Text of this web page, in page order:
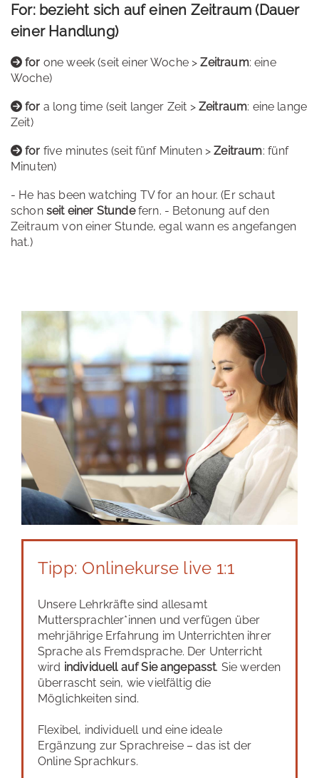
For: bezieht sich auf einen Zeitraum (Dauer
einer Handlung)
for one week (seit einer Woche >Zeitraum: eine
Woche)
for a long time (seit langer Zeit > Zeitraum: eine lange
Zeit)
for five minutes (seit fünf Minuten >Zeitraum: fünf
Minuten)
- He has been watching TV for an hour. (Er schaut
schon seit einer Stundefern. - Betonung auf den
Zeitraum von einer Stunde, egal wann es angefangen
hat.)
Tipp: Onlinekurse live 1:1
Unsere Lehrkräfte sind allesamt
Muttersprachler*innen und verfügen über
mehrjährige Erfahrung im Unterrichten ihrer
Sprache als Fremdsprache. Der Unterricht
wird individuell auf Sie angepasst. Sie werden
überrascht sein, wie vielfältig die
Möglichkeiten sind.
Flexibel, individuell und eine ideale
Ergänzung zur Sprachreise – das ist der
Online Sprachkurs.